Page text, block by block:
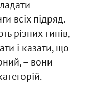
всіх підряд.
різних типів,
і казати, що
– вони